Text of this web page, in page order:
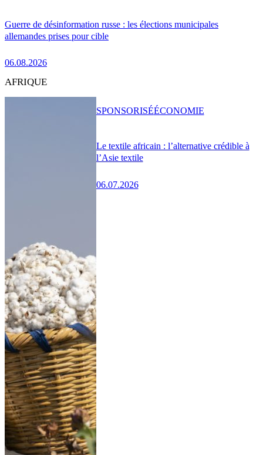
Guerre de désinformation russe : les élections municipales
allemandes prises pour cible
06.08.2026
AFRIQUE
Le textile africain : l’alternative crédible à
l’Asie textile
06.07.2026
SPONSORISÉÉCONOMIE